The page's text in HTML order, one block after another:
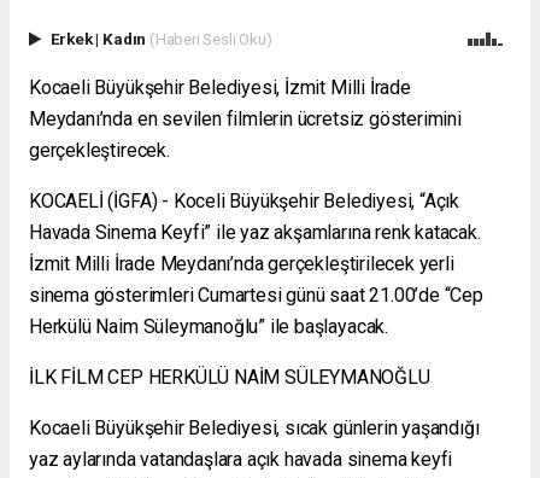
Erkek| Kadın (Haberi Sesli Oku)
Kocaeli Büyükşehir Belediyesi, İzmit Milli İrade
Meydanı’nda en sevilen filmlerin ücretsiz gösterimini
gerçekleştirecek.
KOCAELİ (İGFA) - Koceli Büyükşehir Belediyesi, “Açık
Havada Sinema Keyfi” ile yaz akşamlarına renk katacak.
İzmit Milli İrade Meydanı’nda gerçekleştirilecek yerli
sinema gösterimleri Cumartesi günü saat 21.00’de “Cep
Herkülü Naim Süleymanoğlu” ile başlayacak.
İLK FİLM CEP HERKÜLÜ NAİM SÜLEYMANOĞLU
Kocaeli Büyükşehir Belediyesi, sıcak günlerin yaşandığı
yaz aylarında vatandaşlara açık havada sinema keyfi